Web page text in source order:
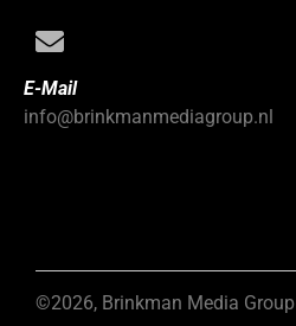
E-Mail
info@brinkmanmediagroup.nl
©2026, Brinkman Media Group